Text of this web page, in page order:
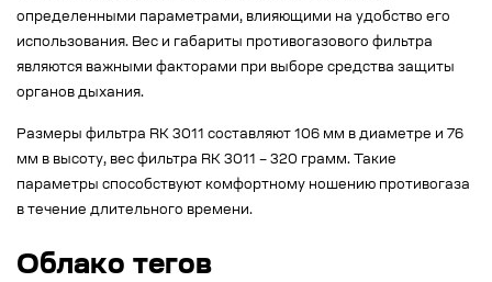
определенными параметрами, влияющими на удобство его
использования. Вес и габариты противогазового фильтра
являются важными факторами при выборе средства защиты
органов дыхания.
Размеры фильтра RK 3011 составляют 106 мм в диаметре и 76
мм в высоту, вес фильтра RK 3011 – 320 грамм. Такие
параметры способствуют комфортному ношению противогаза
в течение длительного времени.
Облако тегов